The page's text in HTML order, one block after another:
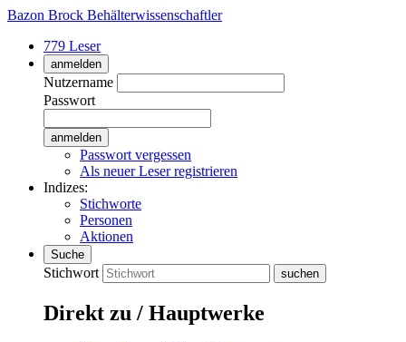
Bazon Brock Behälterwissenschaftler
779 Leser
anmelden
Nutzername
Passwort
Passwort vergessen
Als neuer Leser registrieren
Indizes:
Stichworte
Personen
Aktionen
Suche
Stichwort
Direkt zu / Hauptwerke